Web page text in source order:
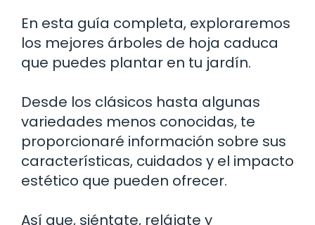
En esta guía completa, exploraremos
los mejores árboles de hoja caduca
que puedes plantar en tu jardín.
Desde los clásicos hasta algunas
variedades menos conocidas, te
proporcionaré información sobre sus
características, cuidados y el impacto
estético que pueden ofrecer.
Así que, siéntate, relájate y